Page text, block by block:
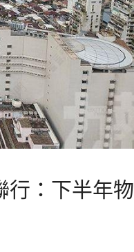
行：下半年物